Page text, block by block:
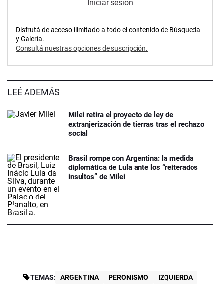
Iniciar sesión
Disfrutá de acceso ilimitado a todo el contenido de Búsqueda
y Galería.
Consultá nuestras opciones de suscripción.
LEÉ ADEMÁS
Milei retira el proyecto de ley de
extranjerización de tierras tras el rechazo
social
Brasil rompe con Argentina: la medida
diplomática de Lula ante los “reiterados
insultos” de Milei
TEMAS: ARGENTINA PERONISMO IZQUIERDA